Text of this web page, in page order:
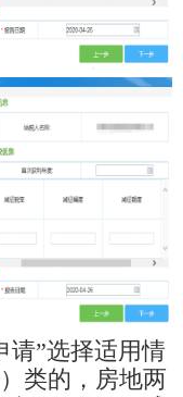
请”选择适用情
类的，房地两